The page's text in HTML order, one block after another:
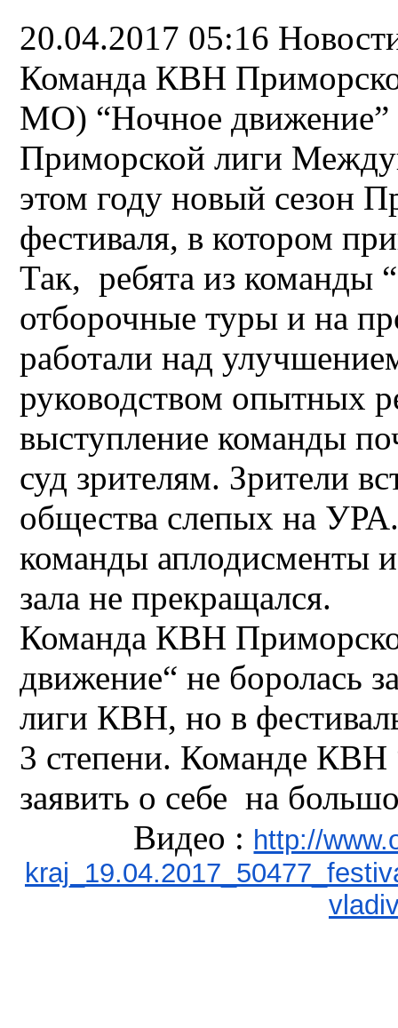
20.04.2017 05:16
Команда КВН
МО) “Ночное движение”
Приморской лиги
этом году новый сезон
фестиваля, в котором
Так, ребята из команды
отборочные туры и на
работали над
руководством опытных
выступление команды
суд зрителям. Зрители
общества слепых на
команды аплодисменты
зала не прекращался.
Команда КВН
движение“ не боролась
лиги КВН, но в
3 степени. Команде КВН
заявить о себе на
Видео : http://